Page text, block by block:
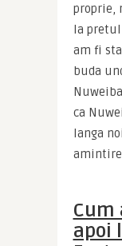
proprie,
la
am fi
buda
ca
langa
amintire
Cum
apoi